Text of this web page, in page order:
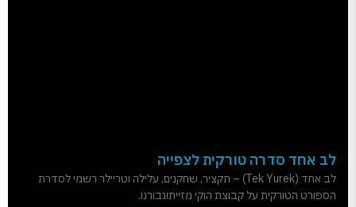
לב אחד סדרה טורקית לצפייה
לב אחד (Tek Yurek) – תקציר, שחקנים, עלילה וטריילר רשמי לסדרת
הספורט הטורקית על קבוצת הוקי מזייתונבורנו.